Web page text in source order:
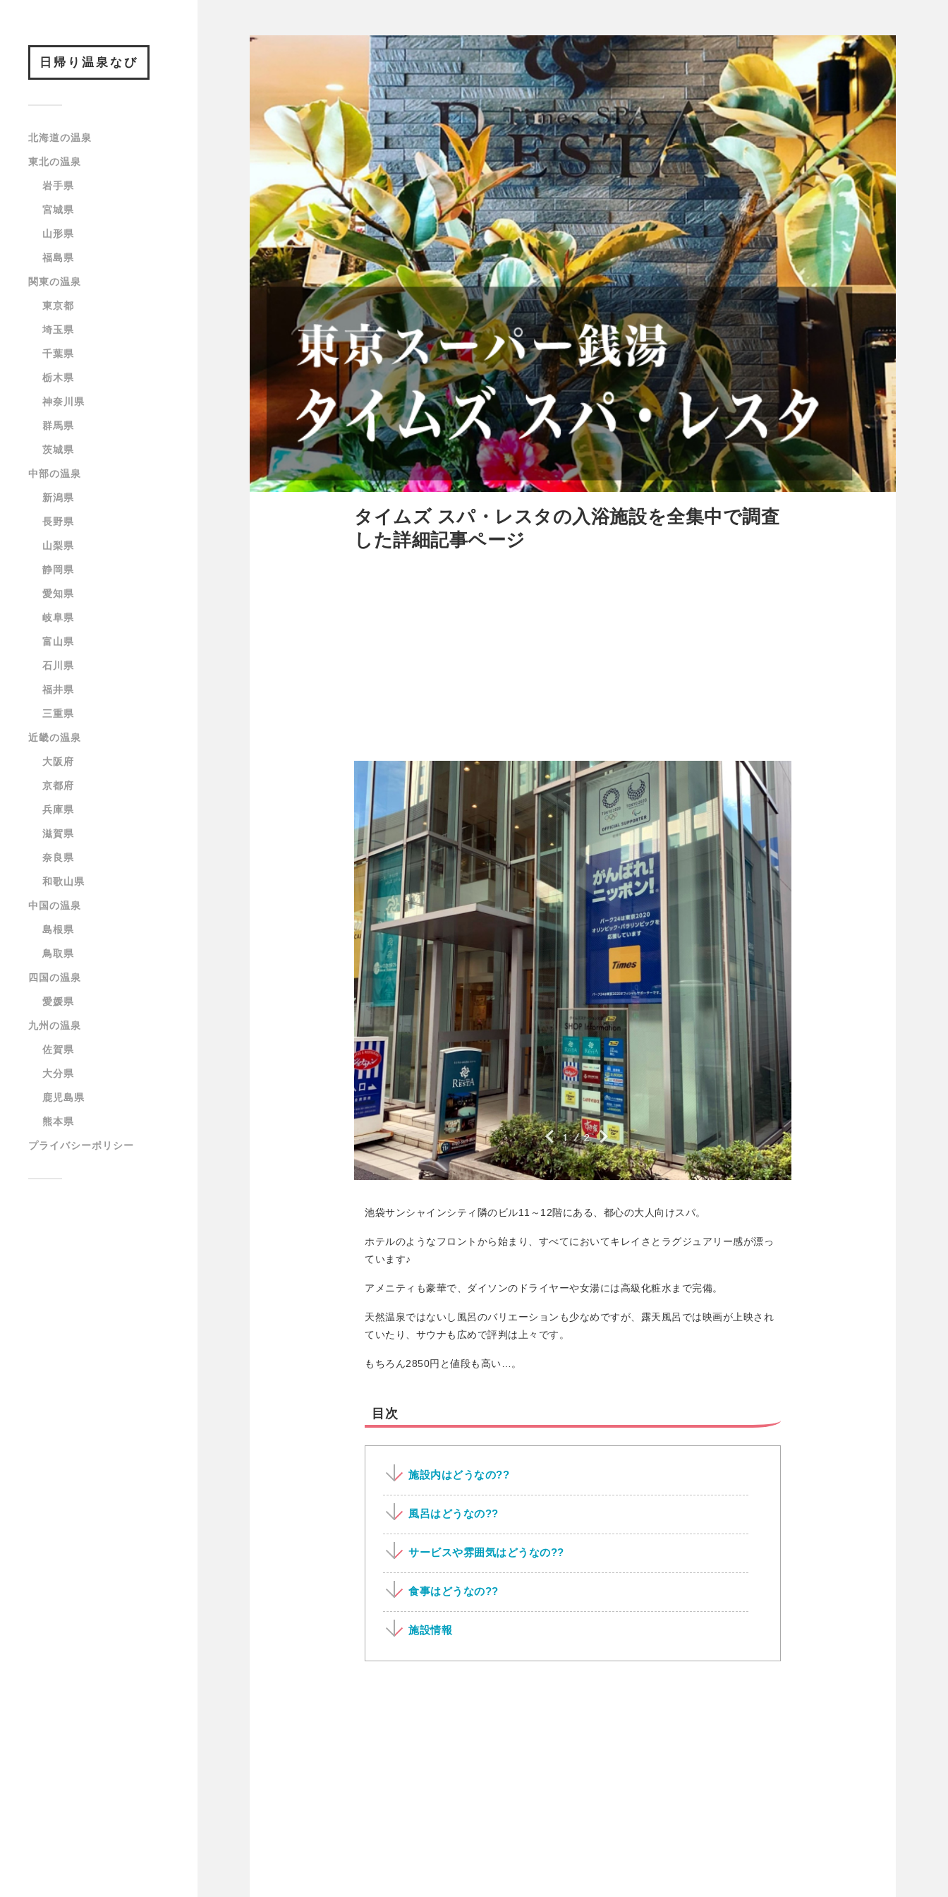
日帰り温泉なび
北海道の温泉
東北の温泉
岩手県
宮城県
山形県
福島県
関東の温泉
東京都
埼玉県
千葉県
栃木県
神奈川県
群馬県
茨城県
中部の温泉
新潟県
長野県
山梨県
静岡県
愛知県
岐阜県
富山県
石川県
福井県
三重県
近畿の温泉
大阪府
京都府
兵庫県
滋賀県
奈良県
和歌山県
中国の温泉
島根県
鳥取県
四国の温泉
愛媛県
九州の温泉
佐賀県
大分県
鹿児島県
熊本県
プライバシーポリシー
タイムズ スパ・レスタの入浴施設を全集中で調査
した詳細記事ページ
池袋サンシャインシティ隣のビル11～12階にある、都心の大人向けスパ。
ホテルのようなフロントから始まり、すべてにおいてキレイさとラグジュアリー感が漂っ
ています♪
アメニティも豪華で、ダイソンのドライヤーや女湯には高級化粧水まで完備。
天然温泉ではないし風呂のバリエーションも少なめですが、露天風呂では映画が上映され
ていたり、サウナも広めで評判は上々です。
もちろん2850円と値段も高い…。
目次
施設内はどうなの??
風呂はどうなの??
サービスや雰囲気はどうなの??
食事はどうなの??
施設情報